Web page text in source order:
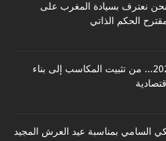
نعترف بسيادة المغرب على
الحكم الذاتي
خطاب العرش 2026... من تثبيت المكاسب إلى بناء
السامي بمناسبة عيد العرش المجيد